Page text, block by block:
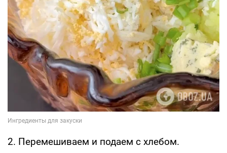
2. Перемешиваем и подаем с хлебом.